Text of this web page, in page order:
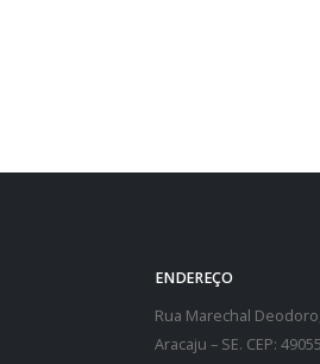
ENDEREÇO
Rua Marechal
Aracaju – SE. CEP: